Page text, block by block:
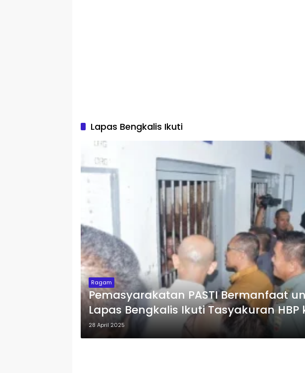
Lapas Bengkalis Ikuti
Ragam
Pemasyarakatan PASTI Bermanfaat
Lapas Bengkalis Ikuti Tasyakuran HBP
Forkopimda
28 April 2025